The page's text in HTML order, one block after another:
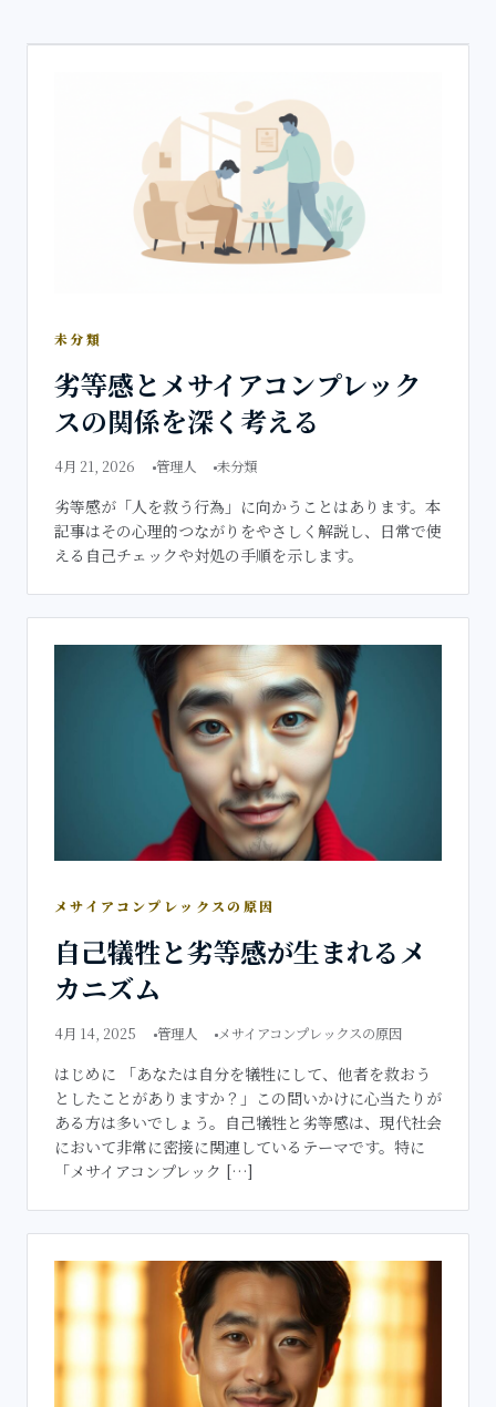
未分類
劣等感とメサイアコンプレック
スの関係を深く考える
4月 21, 2026 管理人 未分類
劣等感が「人を救う行為」に向かうことはあります。本
記事はその心理的つながりをやさしく解説し、日常で使
える自己チェックや対処の手順を示します。
メサイアコンプレックスの原因
自己犠牲と劣等感が生まれるメ
カニズム
4月 14, 2025 管理人 メサイアコンプレックスの原因
はじめに 「あなたは自分を犠牲にして、他者を救おう
としたことがありますか？」この問いかけに心当たりが
ある方は多いでしょう。自己犠牲と劣等感は、現代社会
において非常に密接に関連しているテーマです。特に
「メサイアコンプレック […]